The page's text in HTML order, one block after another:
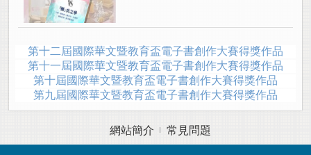
第十二屆國際華文暨教育盃電子書創作大賽得獎作品
第十一屆國際華文暨教育盃電子書創作大賽得獎作品
第十屆國際華文暨教育盃電子書創作大賽得獎作品
第九屆國際華文暨教育盃電子書創作大賽得獎作品
網站簡介 常見問題